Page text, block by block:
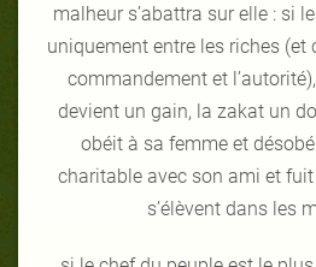
malheur s’abattra sur elle : si
uniquement entre les riches (et
commandement et
devient un gain, la zakat un
obéit à sa femme et
charitable avec son ami et
s’élèvent dans les